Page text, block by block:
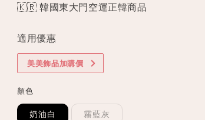
🇰🇷 韓國東大門空運正韓商品
適用優惠
美美飾品加購價
顏色
奶油白 霧藍灰